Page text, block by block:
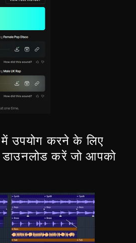
उपयोग करने के लिए
करें जो आपको